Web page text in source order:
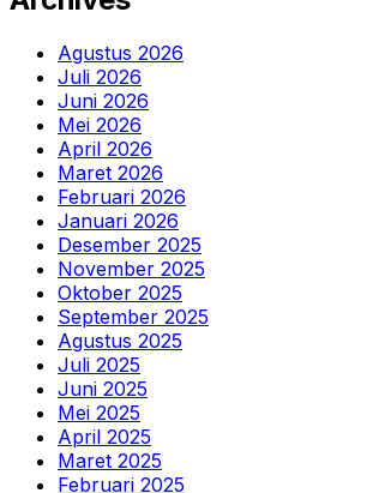
Agustus 2026
Juli 2026
Juni 2026
Mei 2026
April 2026
Maret 2026
Februari 2026
Januari 2026
Desember 2025
November 2025
Oktober 2025
September 2025
Agustus 2025
Juli 2025
Juni 2025
Mei 2025
April 2025
Maret 2025
Februari 2025